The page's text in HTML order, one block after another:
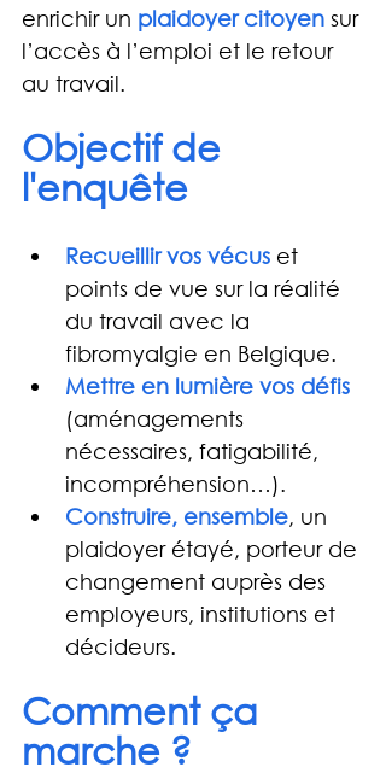
enrichir un plaidoyer citoyen sur
l’accès à l’emploi et le retour
au travail.
Objectif de
l'enquête
Recueillir vos vécus et
points de vue sur la réalité
du travail avec la
fibromyalgie en Belgique.
Mettre en lumière vos défis
(aménagements
nécessaires, fatigabilité,
incompréhension…).
Construire, ensemble, un
plaidoyer étayé, porteur de
changement auprès des
employeurs, institutions et
décideurs.
Comment ça
marche ?